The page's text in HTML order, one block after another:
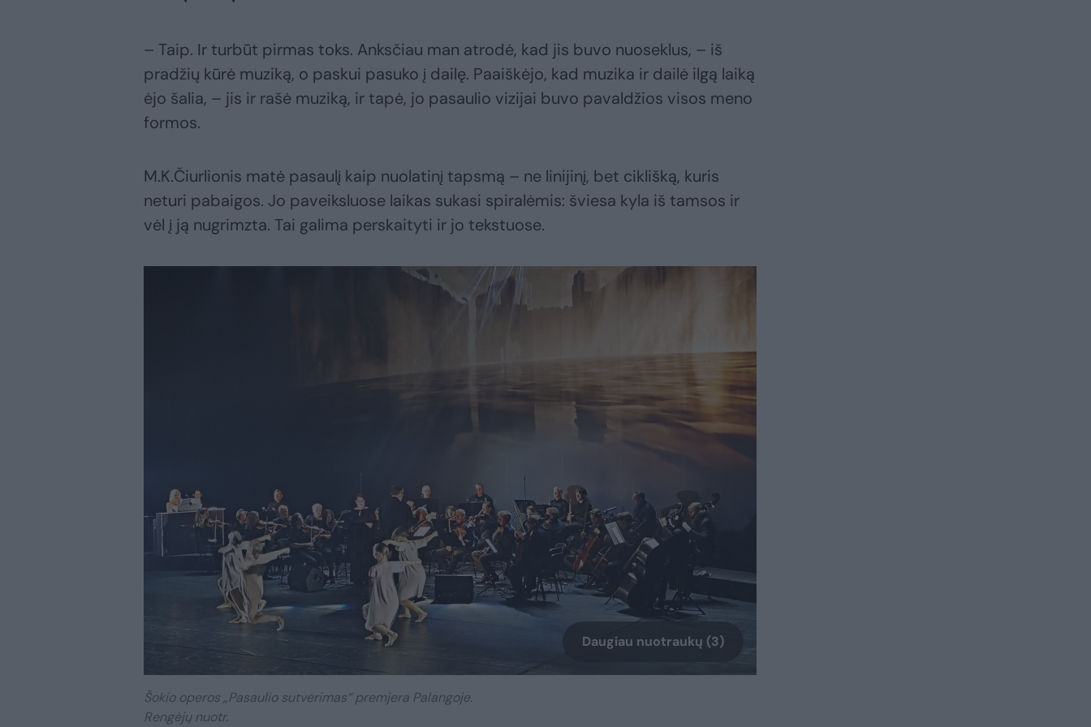
– Taip. Ir turbūt pirmas toks. Anksčiau man atrodė, kad jis buvo nuoseklus, – iš
pradžių kūrė muziką, o paskui pasuko į dailę. Paaiškėjo, kad muzika ir dailė ilgą laiką
ėjo šalia, – jis ir rašė muziką, ir tapė, jo pasaulio vizijai buvo pavaldžios visos meno
formos.
M.K.Čiurlionis matė pasaulį kaip nuolatinį tapsmą – ne linijinį, bet ciklišką, kuris
neturi pabaigos. Jo paveiksluose laikas sukasi spiralėmis: šviesa kyla iš tamsos ir
vėl į ją nugrimzta. Tai galima perskaityti ir jo tekstuose.
Daugiau nuotraukų (3)
Šokio operos „Pasaulio sutvėrimas“ premjera Palangoje.
Rengėjų nuotr.